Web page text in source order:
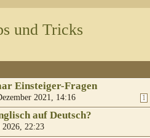
und Tricks
Einsteiger-Fragen
1
2021, 14:16
auf Deutsch?
22:23